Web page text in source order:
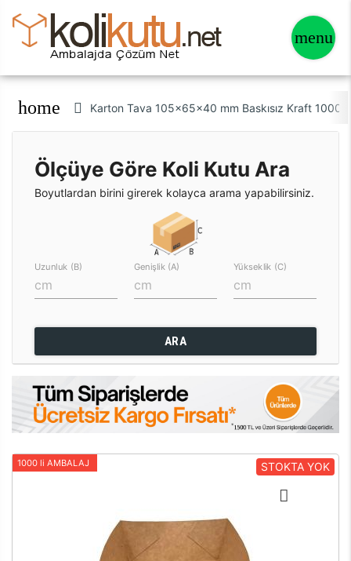
home Karton Tava 105x65x40 mm Baskısız Kraft 1000
Ölçüye Göre Koli Kutu Ara
Boyutlardan birini girerek kolayca arama yapabilirsiniz.
Uzunluk (B) Genişlik (A) Yükseklik (C)
ARA
1000 li AMBALAJ STOKTA YOK